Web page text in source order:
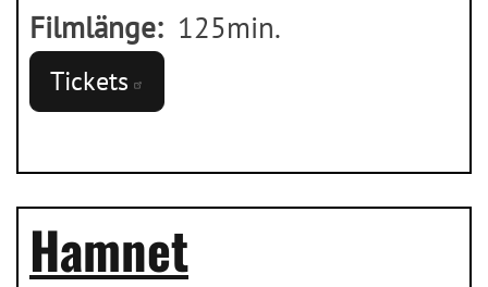
Filmlänge
125min.
Tickets
Hamnet